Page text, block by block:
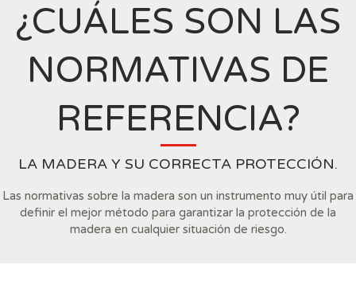
¿CUÁLES SON LAS
NORMATIVAS DE
REFERENCIA?
LA MADERA Y SU CORRECTA PROTECCIÓN.
Las normativas sobre la madera son un instrumento muy útil para
definir el mejor método para garantizar la protección de la
madera en cualquier situación de riesgo.